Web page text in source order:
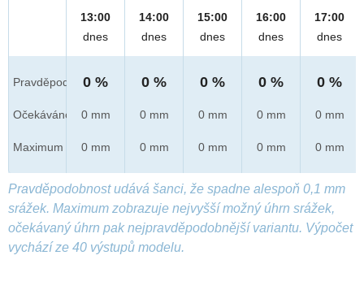
Pravděpod.
Očekáváno
Maximum
13:00
dnes
0 %
0 mm
0 mm
14:00
dnes
0 %
0 mm
0 mm
15:00
dnes
0 %
0 mm
0 mm
16:00
dnes
0 %
0 mm
0 mm
17:00
dnes
0 %
0 mm
0 mm
Pravděpodobnost udává šanci, že spadne alespoň 0,1 mm
srážek. Maximum zobrazuje nejvyšší možný úhrn srážek,
očekávaný úhrn pak nejpravděpodobnější variantu. Výpočet
vychází ze 40 výstupů modelu.